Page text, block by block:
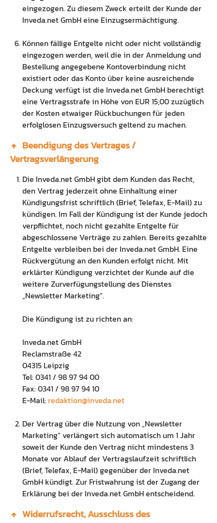
eingezogen. Zu diesem Zweck erteilt der Kunde der
Inveda.net GmbH eine Einzugsermächtigung.
Können fällige Entgelte nicht oder nicht vollständig
eingezogen werden, weil die in der Anmeldung und
Bestellung angegebene Kontoverbindung nicht
existiert oder das Konto über keine ausreichende
Deckung verfügt ist die Inveda.net GmbH berechtigt
eine Vertragsstrafe in Höhe von EUR 15,00 zuzüglich
der Kosten etwaiger Rückbuchungen für jeden
erfolglosen Einzugsversuch geltend zu machen.
Beendigung des Vertrages /
Vertragsverlängerung
Die Inveda.net GmbH gibt dem Kunden das Recht,
den Vertrag jederzeit ohne Einhaltung einer
Kündigungsfrist schriftlich (Brief, Telefax, E-Mail) zu
kündigen. Im Fall der Kündigung ist der Kunde jedoch
verpflichtet, noch nicht gezahlte Entgelte für
abgeschlossene Verträge zu zahlen. Bereits gezahlte
Entgelte verbleiben bei der Inveda.net GmbH. Eine
Rückvergütung an den Kunden erfolgt nicht. Mit
erklärter Kündigung verzichtet der Kunde auf die
weitere Zurverfügungstellung des Dienstes
„Newsletter Marketing“.
Die Kündigung ist zu richten an:
Inveda.net GmbH
Reclamstraße 42
04315 Leipzig
Tel: 0341 / 98 97 94 00
Fax: 0341 / 98 97 94 10
E-Mail: redaktion@inveda.net
Der Vertrag über die Nutzung von „Newsletter
Marketing“ verlängert sich automatisch um 1 Jahr
soweit der Kunde den Vertrag nicht mindestens 3
Monate vor Ablauf der Vertragslaufzeit schriftlich
(Brief, Telefax, E-Mail) gegenüber der Inveda.net
GmbH kündigt. Zur Fristwahrung ist der Zugang der
Erklärung bei der Inveda.net GmbH entscheidend.
Widerrufsrecht, Ausschluss des